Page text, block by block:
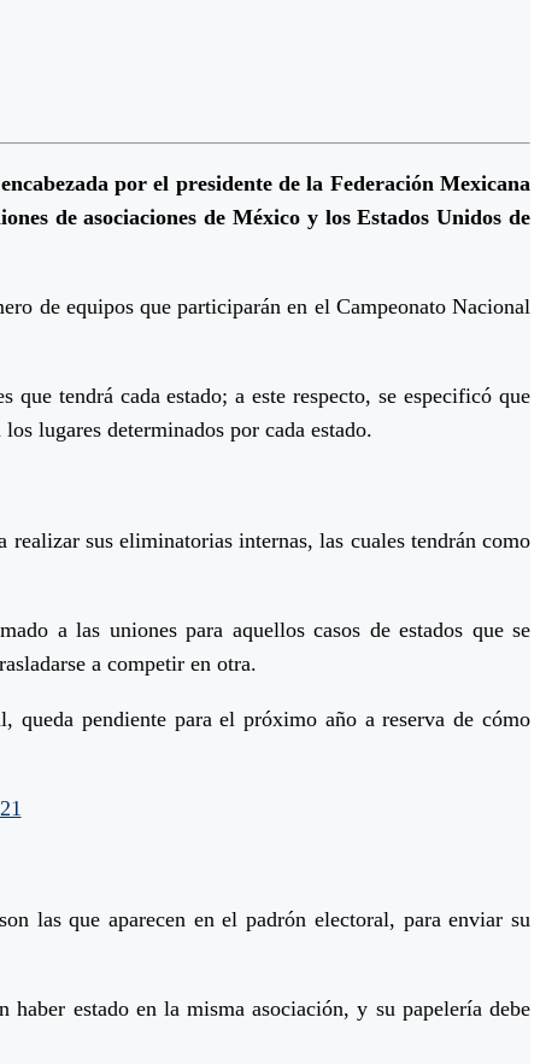
por el presidente de la Federación Mexicana
de asociaciones de México y los Estados Unidos de
de equipos que participarán en el Campeonato Nacional
tendrá cada estado; a este respecto, se especificó que
lugares determinados por cada estado.
sus eliminatorias internas, las cuales tendrán como
a las uniones para aquellos casos de estados que se
a competir en otra.
pendiente para el próximo año a reserva de cómo
las que aparecen en el padrón electoral, para enviar su
estado en la misma asociación, y su papelería debe